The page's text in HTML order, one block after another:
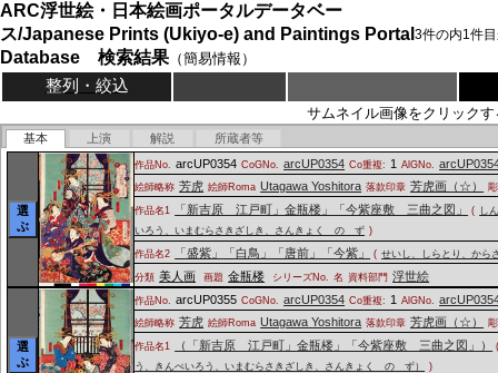
ARC浮世絵・日本絵画ポータルデータベー
ス/Japanese Prints (Ukiyo-e) and Paintings Portal
Database 検索結果（簡易情報）
3件の内1件
整列・絞込
サムネイル画像をクリック
基本 上演 解説 所蔵者等
選
ぶ
作品No. arcUP0354 CoGNo. arcUP0354 Co重複: 1 AlGNo.
絵師略称 芳虎 絵師Roma Utagawa Yoshitora 落款印章 芳虎画（☆）
作品名1 「新吉原 江戸町」金瓶楼」「今紫座敷 三曲之図」 ( し
いろう、いまむらさきざしき、さんきょく の ず )
作品名2 「盛紫」「白鳥」「唐前」「今紫」 ( せいし、しらとり、から
分類 美人画 画題 金瓶楼 シリーズNo. 名 資料部門 浮世絵
選
ぶ
作品No. arcUP0355 CoGNo. arcUP0354 Co重複: 1 AlGNo.
絵師略称 芳虎 絵師Roma Utagawa Yoshitora 落款印章 芳虎画（☆）
作品名1 （「新吉原 江戸町」金瓶楼」「今紫座敷 三曲之図」）
う、きんぺいろう、いまむらさきざしき、さんきょく の ず）
)